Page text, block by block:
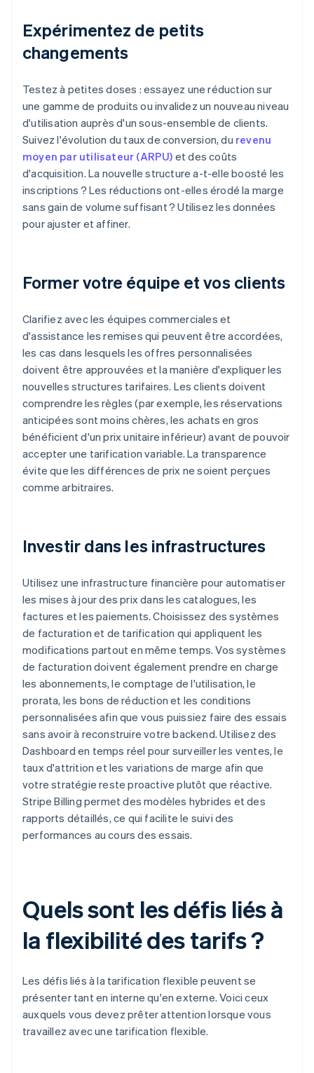
Expérimentez de petits
changements
Testez à petites doses : essayez une réduction sur
une gamme de produits ou invalidez un nouveau niveau
d'utilisation auprès d'un sous-ensemble de clients.
Suivez l'évolution du taux de conversion, du revenu
moyen par utilisateur (ARPU) et des coûts
d'acquisition. La nouvelle structure a-t-elle boosté les
inscriptions ? Les réductions ont-elles érodé la marge
sans gain de volume suffisant ? Utilisez les données
pour ajuster et affiner.
Former votre équipe et vos clients
Clarifiez avec les équipes commerciales et
d'assistance les remises qui peuvent être accordées,
les cas dans lesquels les offres personnalisées
doivent être approuvées et la manière d'expliquer les
nouvelles structures tarifaires. Les clients doivent
comprendre les règles (par exemple, les réservations
anticipées sont moins chères, les achats en gros
bénéficient d'un prix unitaire inférieur) avant de pouvoir
accepter une tarification variable. La transparence
évite que les différences de prix ne soient perçues
comme arbitraires.
Investir dans les infrastructures
Utilisez une infrastructure financière pour automatiser
les mises à jour des prix dans les catalogues, les
factures et les paiements. Choisissez des systèmes
de facturation et de tarification qui appliquent les
modifications partout en même temps. Vos systèmes
de facturation doivent également prendre en charge
les abonnements, le comptage de l'utilisation, le
prorata, les bons de réduction et les conditions
personnalisées afin que vous puissiez faire des essais
sans avoir à reconstruire votre backend. Utilisez des
Dashboard en temps réel pour surveiller les ventes, le
taux d'attrition et les variations de marge afin que
votre stratégie reste proactive plutôt que réactive.
Stripe Billing permet des modèles hybrides et des
rapports détaillés, ce qui facilite le suivi des
performances au cours des essais.
Quels sont les défis liés à
la flexibilité des tarifs ?
Les défis liés à la tarification flexible peuvent se
présenter tant en interne qu'en externe. Voici ceux
auxquels vous devez prêter attention lorsque vous
travaillez avec une tarification flexible.